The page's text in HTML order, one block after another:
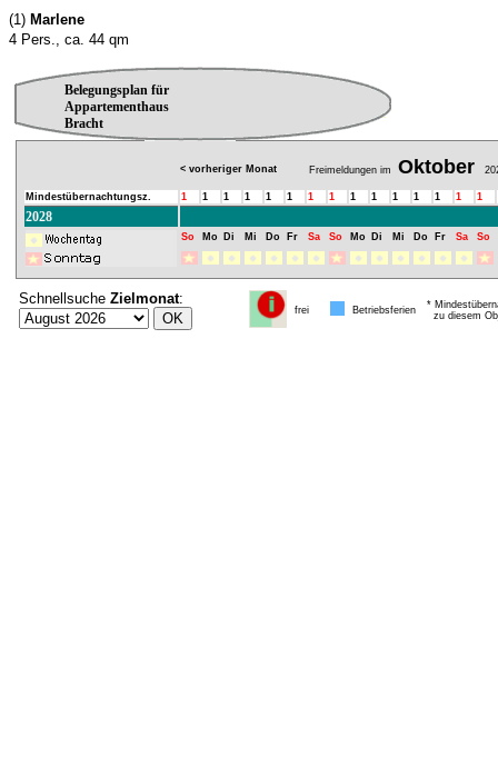
(1) Marlene
4 Pers., ca. 44 qm
Belegungsplan für
Appartementhaus
Bracht
< vorheriger Monat Freimeldungen im Oktober
Mindestübernachtungsz. 1 1 1 1 1 1 1 1 1 1 1 1 1 1 1
2028
So Mo Di Mi Do Fr Sa So Mo Di Mi Do Fr Sa So
Schnellsuche Zielmonat:
frei Betriebsferien
*
zu diesem